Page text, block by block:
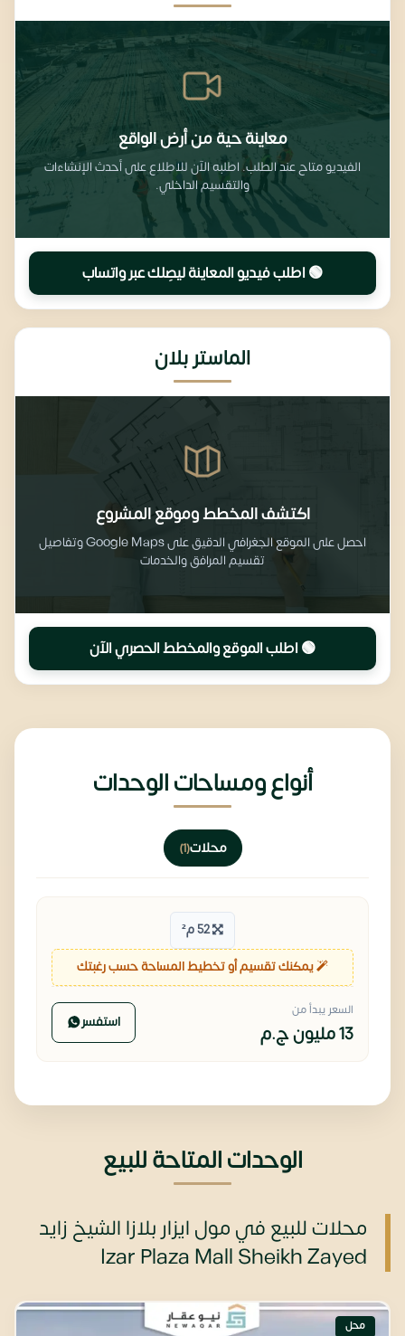
معاينة حية من أرض الواقع
الفيديو متاح عند الطلب. اطلبه الآن للاطلاع على أحدث الإنشاءات
والتقسيم الداخلي.
🟢 اطلب فيديو المعاينة ليصِلك عبر واتساب
الماستر بلان
اكتشف المخطط وموقع المشروع
احصل على الموقع الجغرافي الدقيق على Google Maps وتفاصيل
تقسيم المرافق والخدمات
🟢 اطلب الموقع والمخطط الحصري الآن
أنواع ومساحات الوحدات
محلات(1)
52 م²
يمكنك تقسيم أو تخطيط المساحة حسب رغبتك
السعر يبدأ من
13 مليون ج.م استفسر
الوحدات المتاحة للبيع
محلات للبيع في مول ايزار بلازا الشيخ زايد
Izar Plaza Mall Sheikh Zayed
محل